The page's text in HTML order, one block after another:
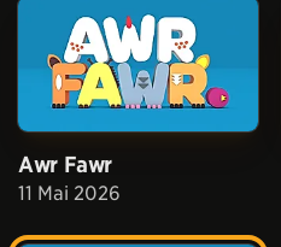
Awr Fawr
11 Mai 2026